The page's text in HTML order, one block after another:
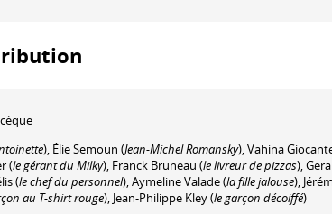
), Élie Semoun (Jean-Michel Romansky),Vahina
(le gérant du Milky), Franck Bruneau (le livreur de pizzas),
(le chef du personnel),Aymeline Valade(la fille jalouse),
au T-shirt rouge), Jean-Philippe Kley(le garçon décoiffé)